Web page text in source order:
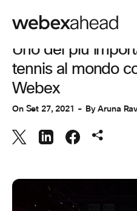
COLLABORAZIONE,CUSTOMER
Uno dei più
tennis al mondo
Webex
On Set 27, 2021 ByAruna